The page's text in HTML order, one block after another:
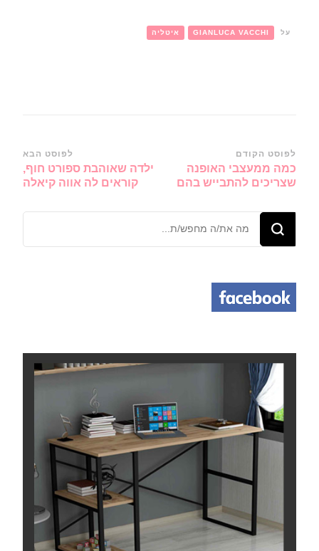
על GIANLUCA VACCHI איטליה
ניווט
ברשומות
לפוסט הקודם
כמה ממעצבי האופנה
שצריכים להתבייש בהם
לפוסט הבא
ילדה שאוהבת ספורט חוף,
קוראים לה אווה קיאלה
מחפש/ת
משהו?